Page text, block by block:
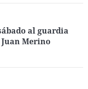
al guardia
Merino